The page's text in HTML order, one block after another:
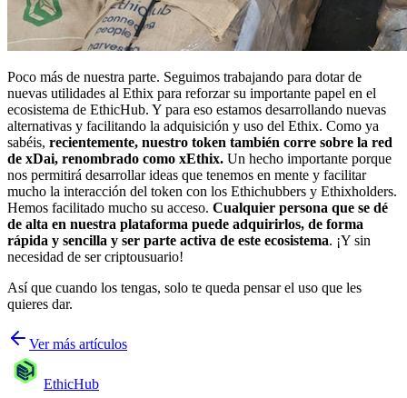
Poco más de nuestra parte. Seguimos trabajando para dotar de
nuevas utilidades al Ethix para reforzar su importante papel en el
ecosistema de EthicHub. Y para eso estamos desarrollando nuevas
alternativas y facilitando la adquisición y uso del Ethix. Como ya
sabéis, recientemente, nuestro token también corre sobre la red
de xDai, renombrado como xEthix. Un hecho importante porque
nos permitirá desarrollar ideas que tenemos en mente y facilitar
mucho la interacción del token con los Ethichubbers y Ethixholders.
Hemos facilitado mucho su acceso. Cualquier persona que se dé
de alta en nuestra plataforma puede adquirirlos, de forma
rápida y sencilla y ser parte activa de este ecosistema. ¡Y sin
necesidad de ser criptousuario!
Así que cuando los tengas, solo te queda pensar el uso que les
quieres dar.
Ver más artículos
EthicHub